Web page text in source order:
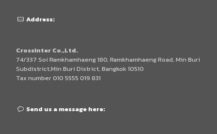
Address:
Crossinter Co.,Ltd.
74/337 Soi Ramkhamhaeng 180, Ramkhamhaeng Road, Min Buri
Subdistrict,Min Buri District, Bangkok 10510
Tax number 010 5555 019 831
Send us a message here: